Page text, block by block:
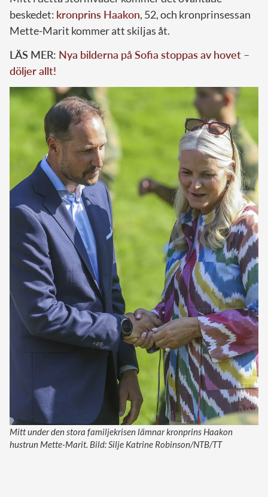
beskedet: kronprins Haakon, 52, och kronprinsessan
Mette-Marit kommer att skiljas åt.
LÄS MER: Nya bilderna på Sofia stoppas av hovet –
döljer allt!
Mitt under den stora familjekrisen lämnar kronprins Haakon
hustrun Mette-Marit. Bild: Silje Katrine Robinson/NTB/TT